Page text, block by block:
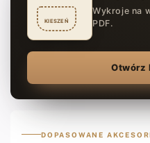
KIESZEŃ
Wykroje na
PDF.
Otwórz
DOPASOWANE